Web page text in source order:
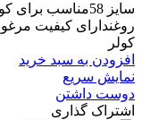
سایز 58مناسب
روغندارای کیفیت
کولر
افزودن به سبد خرید
نمایش سریع
دوست داشتن
اشتراک گذاری